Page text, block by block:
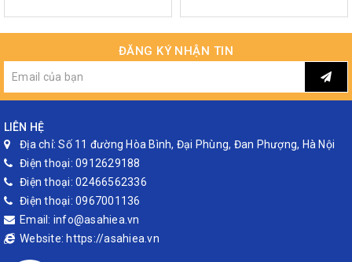
ĐĂNG KÝ NHẬN TIN
LIÊN HỆ
Địa chỉ: Số 11 đường Hòa Bình, Đại Phùng, Đan Phượng, Hà Nội
Điện thoại: 0912629188
Điện thoại: 02466562336
Điện thoại: 0967001136
Email: info@asahiea.vn
Website: https://asahiea.vn